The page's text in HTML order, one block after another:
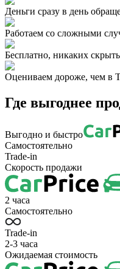
Деньги сразу в день
Работаем со сложными
Бесплатно, никаких
Оцениваем дороже, чем в
Где выгоднее
Выгодно и быстро
Самостоятельно
Trade-in
Скорость продажи
2 часа
Самостоятельно
Trade-in
2-3 часа
Ожидаемая стоимость